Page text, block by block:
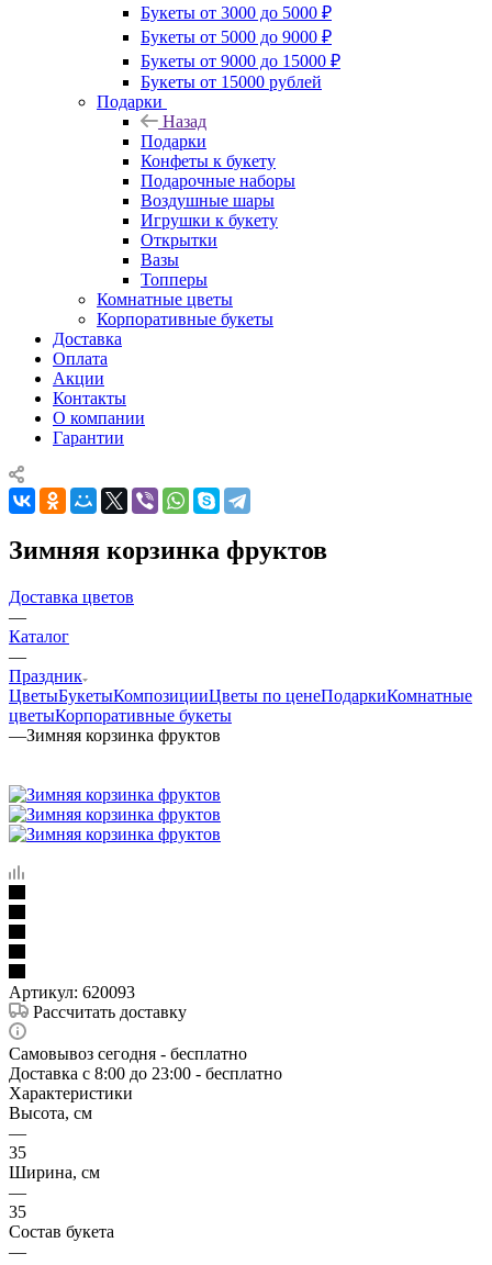
Букеты от 3000 до 5000 ₽
Букеты от 5000 до 9000 ₽
Букеты от 9000 до 15000 ₽
Букеты от 15000 рублей
Подарки
Назад
Подарки
Конфеты к букету
Подарочные наборы
Воздушные шары
Игрушки к букету
Открытки
Вазы
Топперы
Комнатные цветы
Корпоративные букеты
Доставка
Оплата
Акции
Контакты
О компании
Гарантии
Зимняя корзинка фруктов
Доставка цветов
—
Каталог
—
Праздник
ЦветыБукетыКомпозицииЦветы по ценеПодаркиКомнатные
цветыКорпоративные букеты
—Зимняя корзинка фруктов
Артикул: 620093
Рассчитать доставку
Самовывоз сегодня - бесплатно
Доставка c 8:00 до 23:00 - бесплатно
Характеристики
Высота, см
—
35
Ширина, см
—
35
Состав букета
—